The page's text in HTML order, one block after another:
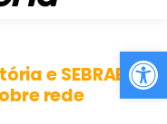
e SEBRAE
rede